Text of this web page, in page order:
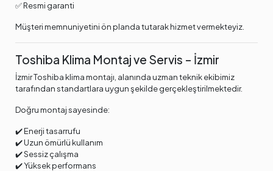
✅ Resmi garanti
Müşteri memnuniyetini ön planda tutarak hizmet vermekteyiz.
Toshiba Klima Montaj ve Servis – İzmir
İzmir Toshiba klima montajı, alanında uzman teknik ekibimiz
tarafından standartlara uygun şekilde gerçekleştirilmektedir.
Doğru montaj sayesinde:
✔️ Enerji tasarrufu
✔️ Uzun ömürlü kullanım
✔️ Sessiz çalışma
✔️ Yüksek performans